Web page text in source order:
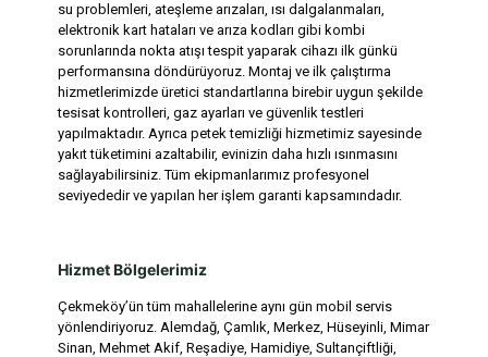
su problemleri, ateşleme arızaları, ısı dalgalanmaları,
elektronik kart hataları ve arıza kodları gibi kombi
sorunlarında nokta atışı tespit yaparak cihazı ilk günkü
performansına döndürüyoruz. Montaj ve ilk çalıştırma
hizmetlerimizde üretici standartlarına birebir uygun şekilde
tesisat kontrolleri, gaz ayarları ve güvenlik testleri
yapılmaktadır. Ayrıca petek temizliği hizmetimiz sayesinde
yakıt tüketimini azaltabilir, evinizin daha hızlı ısınmasını
sağlayabilirsiniz. Tüm ekipmanlarımız profesyonel
seviyededir ve yapılan her işlem garanti kapsamındadır.
Hizmet Bölgelerimiz
Çekmeköy’ün tüm mahallelerine aynı gün mobil servis
yönlendiriyoruz. Alemdağ, Çamlık, Merkez, Hüseyinli, Mimar
Sinan, Mehmet Akif, Reşadiye, Hamidiye, Sultançiftliği,